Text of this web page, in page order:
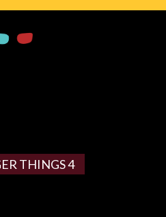
THINGS 4